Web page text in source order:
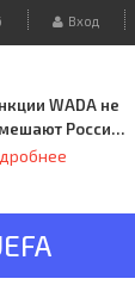
Вход
WADA не
России